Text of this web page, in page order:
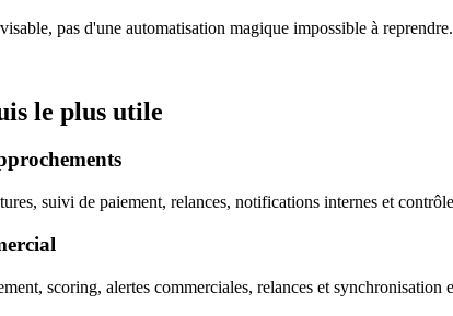
pas d'une automatisation magique impossible à reprendre.
le plus utile
suivi de paiement, relances, notifications internes et
scoring, alertes commerciales, relances et